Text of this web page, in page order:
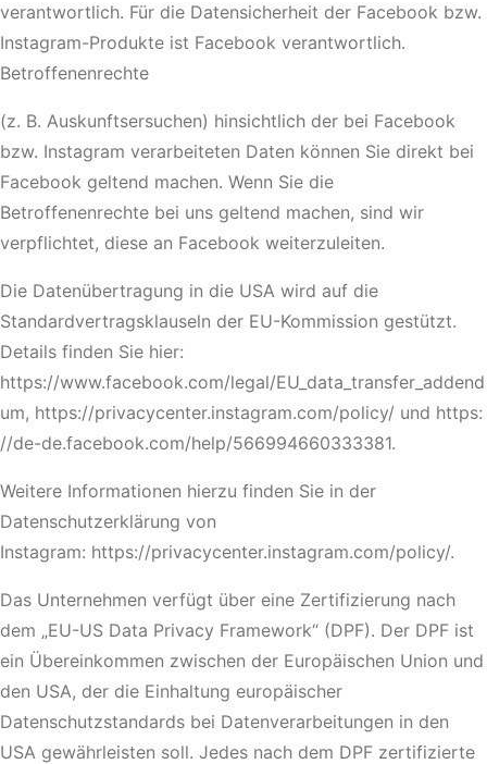
verantwortlich. Für die Datensicherheit der Facebook bzw.
Instagram-Produkte ist Facebook verantwortlich.
Betroffenenrechte
(z. B. Auskunftsersuchen) hinsichtlich der bei Facebook
bzw. Instagram verarbeiteten Daten können Sie direkt bei
Facebook geltend machen. Wenn Sie die
Betroffenenrechte bei uns geltend machen, sind wir
verpflichtet, diese an Facebook weiterzuleiten.
Die Datenübertragung in die USA wird auf die
Standardvertragsklauseln der EU-Kommission gestützt.
Details finden Sie hier:
https://www.facebook.com/legal/EU_data_transfer_addend
um, https://privacycenter.instagram.com/policy/ und https:
//de-de.facebook.com/help/566994660333381.
Weitere Informationen hierzu finden Sie in der
Datenschutzerklärung von
Instagram: https://privacycenter.instagram.com/policy/.
Das Unternehmen verfügt über eine Zertifizierung nach
dem „EU-US Data Privacy Framework“ (DPF). Der DPF ist
ein Übereinkommen zwischen der Europäischen Union und
den USA, der die Einhaltung europäischer
Datenschutzstandards bei Datenverarbeitungen in den
USA gewährleisten soll. Jedes nach dem DPF zertifizierte